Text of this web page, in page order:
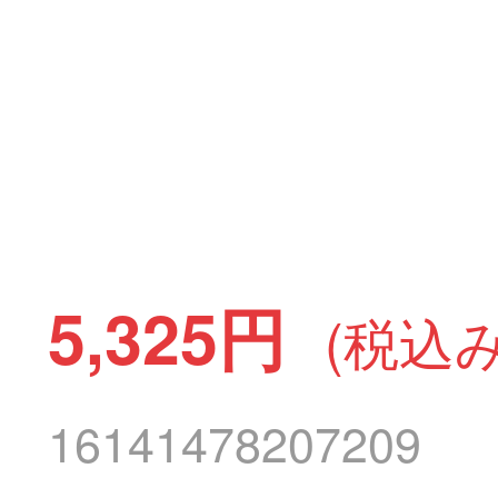
5,325円 (税込
16141478207209